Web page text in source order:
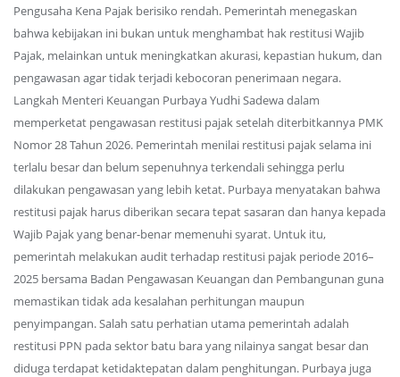
Pengusaha Kena Pajak berisiko rendah. Pemerintah menegaskan
bahwa kebijakan ini bukan untuk menghambat hak restitusi Wajib
Pajak, melainkan untuk meningkatkan akurasi, kepastian hukum, dan
pengawasan agar tidak terjadi kebocoran penerimaan negara.
Langkah Menteri Keuangan Purbaya Yudhi Sadewa dalam
memperketat pengawasan restitusi pajak setelah diterbitkannya PMK
Nomor 28 Tahun 2026. Pemerintah menilai restitusi pajak selama ini
terlalu besar dan belum sepenuhnya terkendali sehingga perlu
dilakukan pengawasan yang lebih ketat. Purbaya menyatakan bahwa
restitusi pajak harus diberikan secara tepat sasaran dan hanya kepada
Wajib Pajak yang benar-benar memenuhi syarat. Untuk itu,
pemerintah melakukan audit terhadap restitusi pajak periode 2016–
2025 bersama Badan Pengawasan Keuangan dan Pembangunan guna
memastikan tidak ada kesalahan perhitungan maupun
penyimpangan. Salah satu perhatian utama pemerintah adalah
restitusi PPN pada sektor batu bara yang nilainya sangat besar dan
diduga terdapat ketidaktepatan dalam penghitungan. Purbaya juga